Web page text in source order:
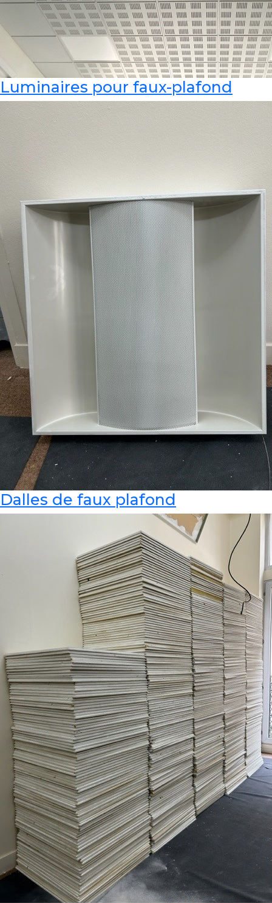
Luminaires pour faux-plafond
Dalles de faux plafond